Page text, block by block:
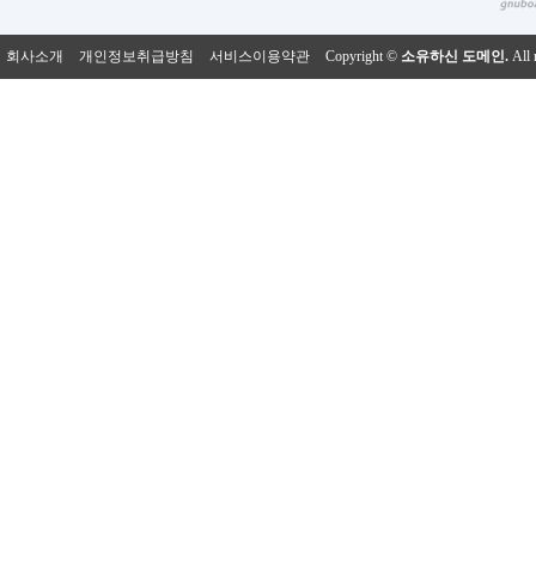
회사소개 개인정보취급방침 서비스이용약관 Copyright © 소유하신 도메인. All